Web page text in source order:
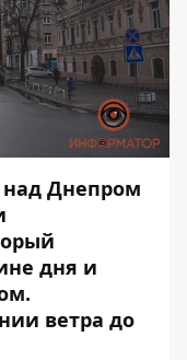
над Днепром
дня и
ветра до